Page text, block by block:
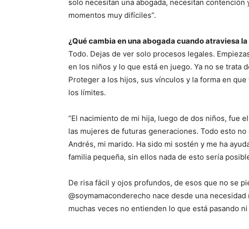
solo necesitan una abogada, necesitan
momentos muy difíciles”.
¿Qué cambia en una abogada cuando atraviesa
Todo. Dejas de ver solo procesos legales.
en los niños y lo que está en juego. Ya no se trata
Proteger a los hijos, sus vínculos y la forma en
los límites.
“El nacimiento de mi hija, luego de dos niños, fue
las mujeres de futuras generaciones. Todo esto
Andrés, mi marido. Ha sido mi sostén y me ha
familia pequeña, sin ellos nada de esto sería
De risa fácil y ojos profundos, de esos que no se
@soymamaconderecho nace desde una
muchas veces no entienden lo que está pasando